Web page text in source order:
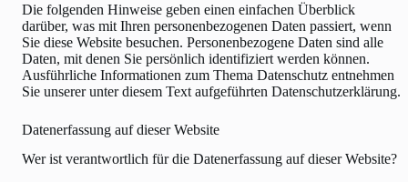
Die folgenden Hinweise geben einen einfachen Überblick
darüber, was mit Ihren personenbezogenen Daten passiert, wenn
Sie diese Website besuchen. Personenbezogene Daten sind alle
Daten, mit denen Sie persönlich identifiziert werden können.
Ausführliche Informationen zum Thema Datenschutz entnehmen
Sie unserer unter diesem Text aufgeführten Datenschutzerklärung.
Datenerfassung auf dieser Website
Wer ist verantwortlich für die Datenerfassung auf dieser Website?